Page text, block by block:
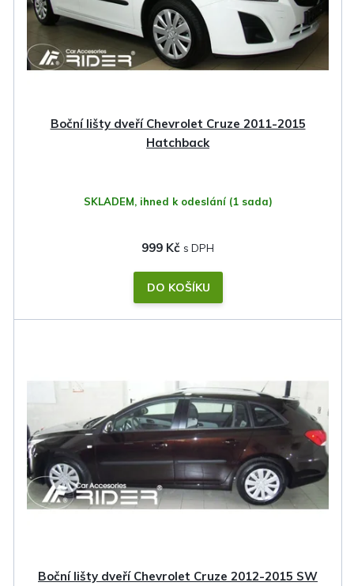
Boční lišty dveří Chevrolet Cruze 2011-2015
Hatchback
SKLADEM, ihned k odeslání (1 sada)
999 Kč
DO KOŠÍKU
Boční lišty dveří Chevrolet Cruze 2012-2015 SW